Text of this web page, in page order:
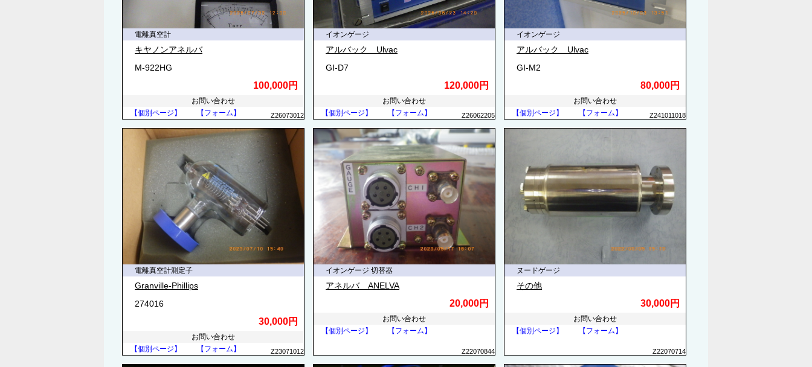
電離真空計
キヤノンアネルバ
M-922HG
100,000円
お問い合わせ
【個別ページ】
【フォーム】 Z26073012
イオンゲージ
アルバック Ulvac
GI-D7
120,000円
お問い合わせ
【個別ページ】
【フォーム】 Z26062205
イオンゲージ
アルバック Ulvac
GI-M2
80,000円
お問い合わせ
【個別ページ】
【フォーム】 Z241011018
電離真空計測定子
Granville-Phillips
274016
30,000円
お問い合わせ
【個別ページ】
【フォーム】 Z23071012
イオンゲージ 切替器
アネルバ ANELVA
20,000円
お問い合わせ
【個別ページ】
【フォーム】
Z22070844
ヌードゲージ
その他
30,000円
お問い合わせ
【個別ページ】
【フォーム】
Z22070714